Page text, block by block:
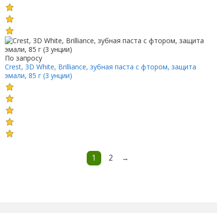
По запросу
Crest, 3D White, Brilliance, зубная паста с фтором, защита
эмали, 85 г (3 унции)
1 2 →